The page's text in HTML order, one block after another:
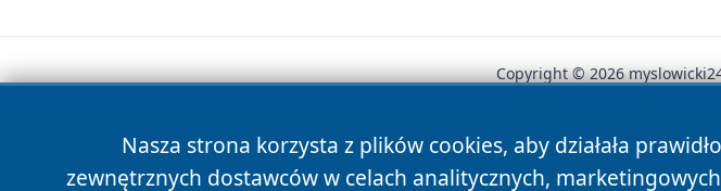
Nasza strona korzysta z plików cookies, aby działała
zewnętrznych dostawców w celach analitycznych,
Copyright © 2026
News Autorzy Polityka